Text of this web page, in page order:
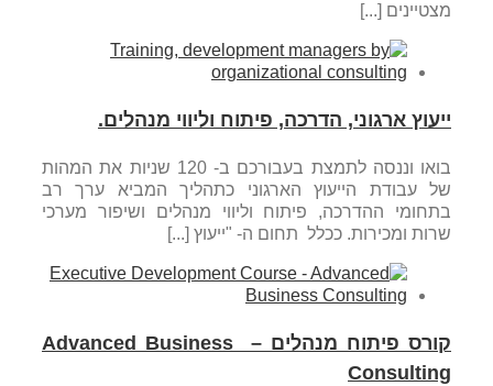
מצטיינים [...]
ייעוץ ארגוני, הדרכה, פיתוח וליווי מנהלים.
בואו וננסה לתמצת בעבורכם ב- 120 שניות את המהות
של עבודת הייעוץ הארגוני כתהליך המביא ערך רב
בתחומי ההדרכה, פיתוח וליווי מנהלים ושיפור מערכי
שרות ומכירות. ככלל תחום ה- "ייעוץ [...]
קורס פיתוח מנהלים – Advanced Business
Consulting